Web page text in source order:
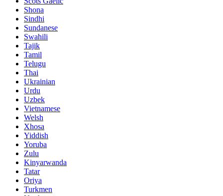
Shona
Sindhi
Sundanese
Swahili
Tajik
Tamil
Telugu
Thai
Ukrainian
Urdu
Uzbek
Vietnamese
Welsh
Xhosa
Yiddish
Yoruba
Zulu
Kinyarwanda
Tatar
Oriya
Turkmen